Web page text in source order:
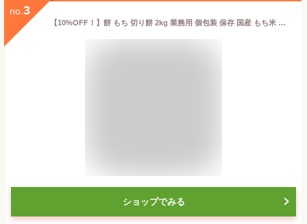
no. 3
【10%OFF！】餅 もち 切り餅 2kg 業務用 個包装 保存 国産 もち米 角餅 生切り餅 切餅 きりもち おやつ お正月 年末 年始 お雑煮 元旦 お餅 おもち 非常食 備蓄 お菓子 mochi モチ アイリスオーヤマ アイリスフーズ 生きりもち *[2606SE]
ショップでみる